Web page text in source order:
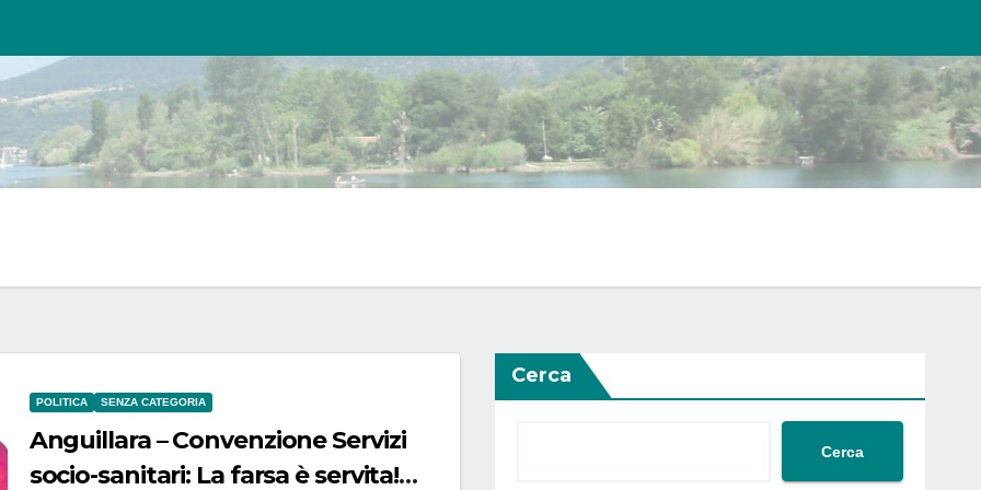
POLITICA SENZA CATEGORIA
Anguillara – Convenzione Servizi
socio-sanitari: La farsa è servita!
Cerca
Cerca